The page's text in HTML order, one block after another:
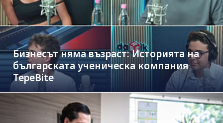
Бизнесът няма възраст: Историята на
българската ученическа компания
TepeBite